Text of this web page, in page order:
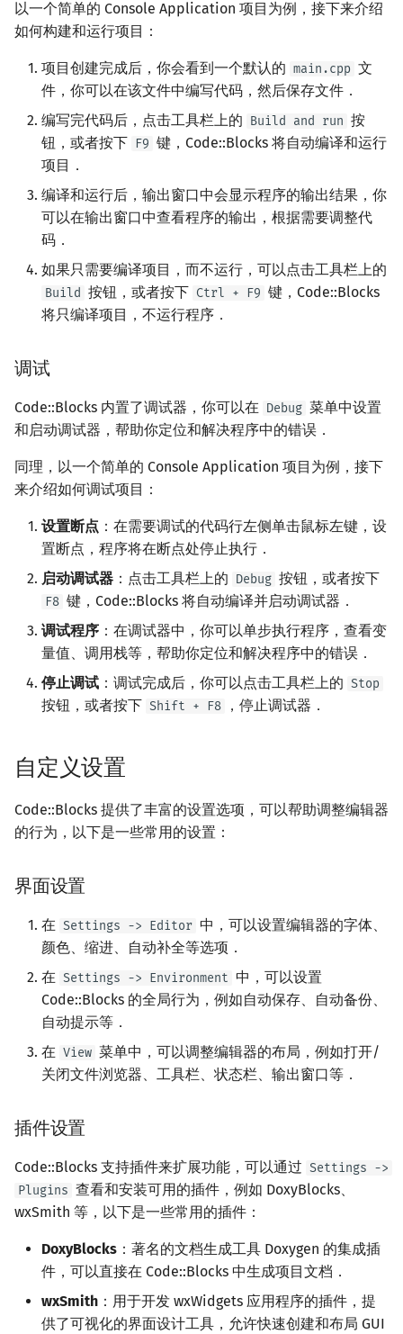
以一个简单的 Console Application 项目为例，接下来介绍
如何构建和运行项目：
项目创建完成后，你会看到一个默认的 main.cpp 文
件，你可以在该文件中编写代码，然后保存文件．
编写完代码后，点击工具栏上的 Build and run 按
钮，或者按下 F9 键，Code::Blocks 将自动编译和运行
项目．
编译和运行后，输出窗口中会显示程序的输出结果，你
可以在输出窗口中查看程序的输出，根据需要调整代
码．
如果只需要编译项目，而不运行，可以点击工具栏上的
Build 按钮，或者按下 Ctrl + F9 键，Code::Blocks
将只编译项目，不运行程序．
调试
Code::Blocks 内置了调试器，你可以在 Debug 菜单中设置
和启动调试器，帮助你定位和解决程序中的错误．
同理，以一个简单的 Console Application 项目为例，接下
来介绍如何调试项目：
设置断点 ：在需要调试的代码行左侧单击鼠标左键，设
置断点，程序将在断点处停止执行．
启动调试器 ：点击工具栏上的 Debug 按钮，或者按下
F8 键，Code::Blocks 将自动编译并启动调试器．
调试程序 ：在调试器中，你可以单步执行程序，查看变
量值、调用栈等，帮助你定位和解决程序中的错误．
停止调试 ：调试完成后，你可以点击工具栏上的 Stop
按钮，或者按下 Shift + F8 ，停止调试器．
自定义设置
Code::Blocks 提供了丰富的设置选项，可以帮助调整编辑器
的行为，以下是一些常用的设置：
界面设置
在 Settings -> Editor 中，可以设置编辑器的字体、
颜色、缩进、自动补全等选项．
在 Settings -> Environment 中，可以设置
Code::Blocks 的全局行为，例如自动保存、自动备份、
自动提示等．
在 View 菜单中，可以调整编辑器的布局，例如打开/
关闭文件浏览器、工具栏、状态栏、输出窗口等．
插件设置
Code::Blocks 支持插件来扩展功能，可以通过 Settings ->
Plugins 查看和安装可用的插件，例如 DoxyBlocks、
wxSmith 等，以下是一些常用的插件：
DoxyBlocks ：著名的文档生成工具 Doxygen 的集成插
件，可以直接在 Code::Blocks 中生成项目文档．
wxSmith ：用于开发 wxWidgets 应用程序的插件，提
供了可视化的界面设计工具，允许快速创建和布局 GUI